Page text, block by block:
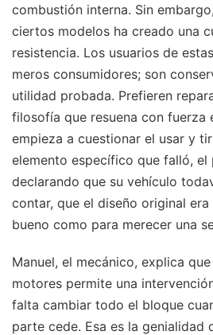
combustión interna. Sin
ciertos modelos ha creado una
resistencia. Los usuarios de
meros consumidores; son
utilidad probada. Prefieren
filosofía que resuena con fuerza
empieza a cuestionar el usar y
elemento específico que falló, el
declarando que su vehículo
contar, que el diseño original
bueno como para merecer una
Manuel, el mecánico, explica
motores permite una
falta cambiar todo el bloque
parte cede. Esa es la genialidad